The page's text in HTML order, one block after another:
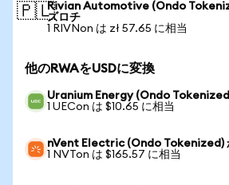
🇵🇱Rivian Automotive (Ondo
ズロチ
1 RIVNon は zł 57.65 に相当
他のRWAをUSDに変換
Uranium Energy (Ondo
1 UECon は $10.65 に相当
nVent Electric (Ondo Tokenized)
1 NVTon は $165.57 に相当